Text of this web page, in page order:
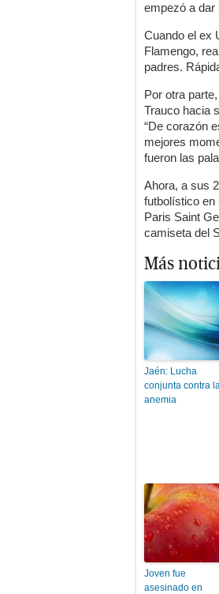
empezó a dar
Cuando el ex
Flamengo,
padres.
Por otra
Trauco hacia
“De corazón
mejores
fueron las
Ahora, a sus
futbolístico en
Paris Saint
camiseta del
Más
Jaén: Lucha
conjunta contra
anemia
Joven fue
asesinado en